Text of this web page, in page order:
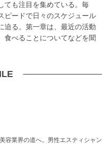
ても注目を集めている。毎
ピードで日々のスケジュール
迫る。第一章は、最近の活動
食べることについてなどを聞
容業界の道へ。男性エスティシャン